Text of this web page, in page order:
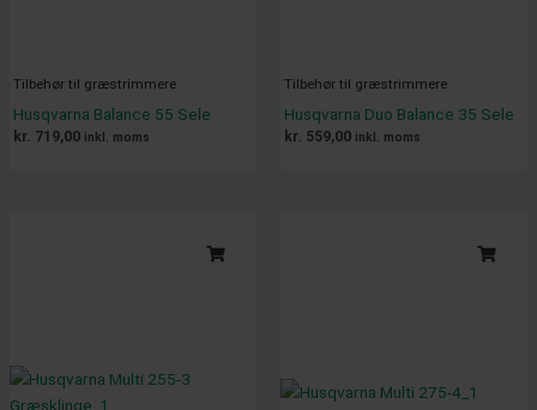
Tilbehør til græstrimmere
Husqvarna Balance 55 Sele
kr. 719,00 inkl. moms
Tilbehør til græstrimmere
Husqvarna Duo Balance 35 Sele
kr. 559,00 inkl. moms